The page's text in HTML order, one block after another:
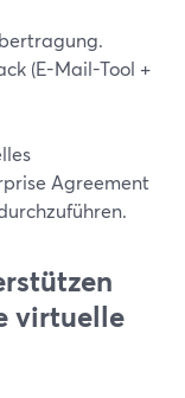
(E-Mail-Tool +
Agreement
virtuelle